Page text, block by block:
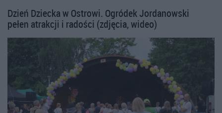
Dzień Dziecka w Ostrowi. Ogródek Jordanowski
pełen atrakcji i radości (zdjęcia, wideo)